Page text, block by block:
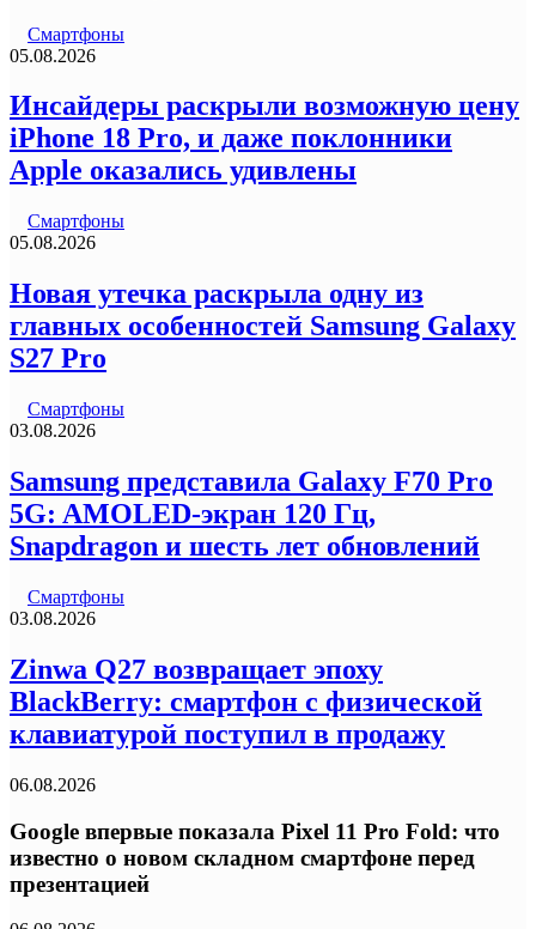
Смартфоны
05.08.2026
Инсайдеры раскрыли возможную цену
iPhone 18 Pro, и даже поклонники
Apple оказались удивлены
Смартфоны
05.08.2026
Новая утечка раскрыла одну из
главных особенностей Samsung Galaxy
S27 Pro
Смартфоны
03.08.2026
Samsung представила Galaxy F70 Pro
5G: AMOLED-экран 120 Гц,
Snapdragon и шесть лет обновлений
Смартфоны
03.08.2026
Zinwa Q27 возвращает эпоху
BlackBerry: смартфон с физической
клавиатурой поступил в продажу
06.08.2026
Google впервые показала Pixel 11 Pro Fold: что
известно о новом складном смартфоне перед
презентацией